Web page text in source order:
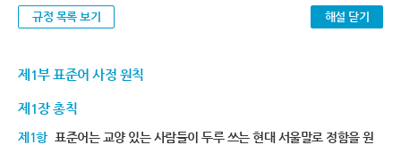
규정 목록 보기 해설 닫기
제1부 표준어 사정 원칙
제1장 총칙
제1항 표준어는 교양 있는 사람들이 두루 쓰는 현대 서울말로 정함을 원